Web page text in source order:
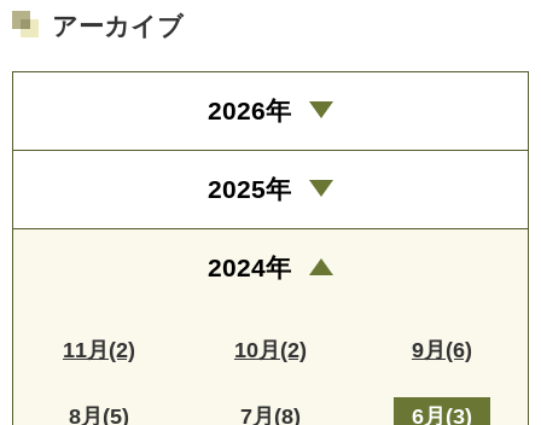
アーカイブ
2026年
2025年
2024年
11月(2) 10月(2) 9月(6)
8月(5) 7月(8) 6月(3)